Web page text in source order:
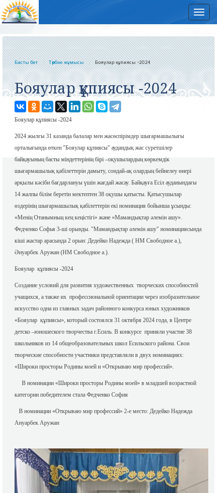
Басты бет Тәрбие жұмысы Бояулар құпиясы -2024
Бояулар құпиясы -2024
Бояулар құпиясы -2024
2024 жылғы 31 казанда балалар мен жасөспірімдер шығармашылығы
орталығында өткен "Бояулар құпиясы" аудандық жас суретшілер
байқауының басты міндеттерінің бірі –оқушылардың көркемдік
шығармашылық қабілеттерін дамыту, сондай-ақ олардың бейнелеу өнері
арқылы кәсіби бағдарлануы үшін жағдай жасау. Байқауға Есіл ауданындағы
14 жалпы білім беретін мектептен 38 оқушы қатысты. Қатысушылар
өздерінің шығармашылық қабілеттерін екі номинация бойынша ұсынды:
«Менің Отанымның кең кеңістігі» және «Мамандықтар әлемін ашу».
Федченко Софья 3-ші орынды. "Мамандықтар әлемін ашу" номинациясында
кіші жастар арасында 2 орын: Дедейко Надежда ( НМ Свободное а.),
Әнуарбек Аружан (НМ Свободное а.).
Бояулар құпиясы -2024
Создание условий для развития художественных творческих способностей
учащихся, а также их профессиональной ориентации через изобразительное
искусство одна из главных задач районного конкурса юных художников
«Бояулар құпиясы», который состоялся 31 октября 2024 года, в Центре
детско –юношеского творчества г.Есиль. В конкурсе приняли участие 38
школьников из 14 общеобразовательных школ Есильского района. Свои
творческие способности участники представляли в двух номинациях:
«Широки просторы Родины моей и «Открываю мир профессий».
В номинации «Широки просторы Родины моей» в младшей возрастной
категории победителем стала Федченко София
В номинации «Открываю мир профессий» 2-е место: Дедейко Надежда
Ануарбек Аружан